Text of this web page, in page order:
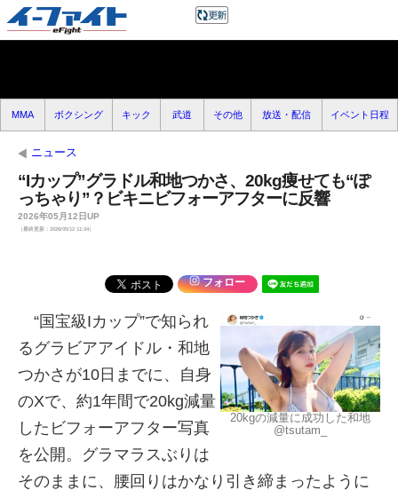
MMA ボクシング キック 武道 その他 放送・配信 イベント日程
ニュース
“Iカップ”グラドル和地つかさ、20kg痩せても“ぽ
っちゃり”？ビキニビフォーアフターに反響
2026年05月12日UP
（最終更新：2026/05/12 11:34）
フォロー
20kgの減量に成功した和地
@tsutam_
“国宝級Iカップ”で知られ
るグラビアアイドル・和地
つかさが10日までに、自身
のXで、約1年間で20kg減量
したビフォーアフター写真
を公開。グラマラスぶりは
そのままに、腰回りはかなり引き締まったように